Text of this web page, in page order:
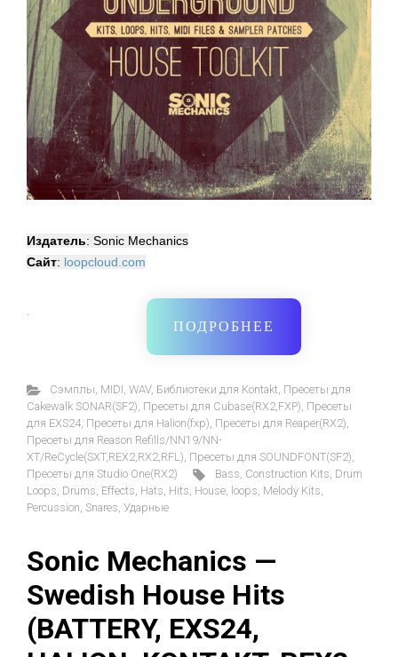
Издатель: Sonic Mechanics
Сайт: loopcloud.com
·
ПОДРОБНЕЕ
Cэмплы, MIDI, WAV, Библиотеки для Kontakt, Пресеты для
Cakewalk SONAR(SF2), Пресеты для Cubase(RX2,FXP), Пресеты
для EXS24, Пресеты для Halion(fxp), Пресеты для Reaper(RX2),
Пресеты для Reason Refills/NN19/NN-
XT/ReCycle(SXT,REX2,RX2,RFL), Пресеты для SOUNDFONT(SF2),
Пресеты для Studio One(RX2)
Bass, Construction Kits, Drum
Loops, Drums, Effects, Hats, Hits, House, loops, Melody Kits,
Percussion, Snares, Ударные
Sonic Mechanics —
Swedish House Hits
(BATTERY, EXS24,